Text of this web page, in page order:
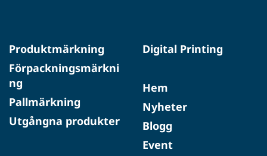
Produktmärkning
Förpackningsmärkni
ng
Pallmärkning
Utgångna produkter
Digital Printing
Hem
Nyheter
Blogg
Event